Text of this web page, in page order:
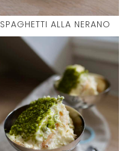
SPAGHETTI ALLA NERANO